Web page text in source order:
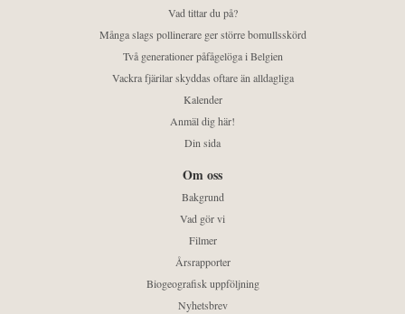
Vad tittar du på?
Många slags pollinerare ger större bomullsskörd
Två generationer påfågelöga i Belgien
Vackra fjärilar skyddas oftare än alldagliga
Kalender
Anmäl dig här!
Din sida
Om oss
Bakgrund
Vad gör vi
Filmer
Årsrapporter
Biogeografisk uppföljning
Nyhetsbrev